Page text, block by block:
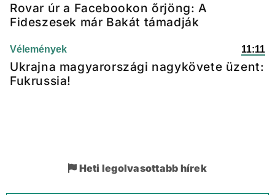
Rovar úr a Facebookon őrjöng: A
Fideszesek már Bakát támadják
Vélemények 11:11
Ukrajna magyarországi nagykövete üzent:
Fukrussia!
Heti legolvasottabb hírek